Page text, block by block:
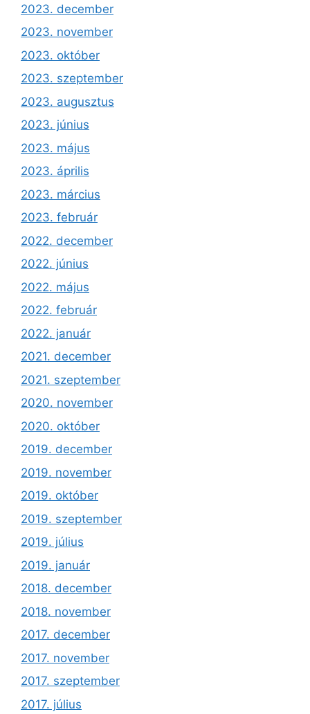
2023. december
2023. november
2023. október
2023. szeptember
2023. augusztus
2023. június
2023. május
2023. április
2023. március
2023. február
2022. december
2022. június
2022. május
2022. február
2022. január
2021. december
2021. szeptember
2020. november
2020. október
2019. december
2019. november
2019. október
2019. szeptember
2019. július
2019. január
2018. december
2018. november
2017. december
2017. november
2017. szeptember
2017. július